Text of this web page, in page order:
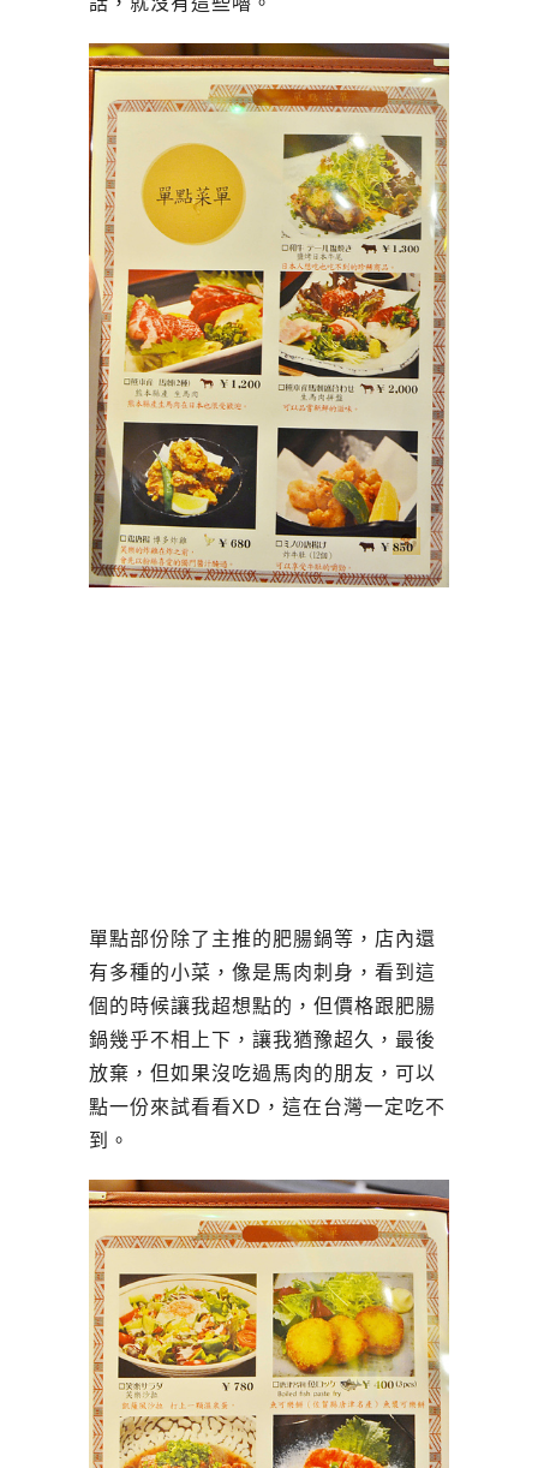
單點部份除了主推的肥腸鍋等，店內還
有多種的小菜，像是馬肉刺身，看到這
個的時候讓我超想點的，但價格跟肥腸
鍋幾乎不相上下，讓我猶豫超久，最後
放棄，但如果沒吃過馬肉的朋友，可以
點一份來試看看XD，這在台灣一定吃不
到。